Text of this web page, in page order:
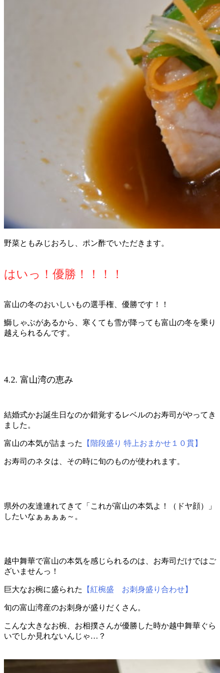
野菜ともみじおろし、ポン酢でいただきます。
はいっ！優勝！！！！
富山の冬のおいしいもの選手権、優勝です！！
鰤しゃぶがあるから、寒くても雪が降っても富山の冬を乗り
越えられるんです。
4.2. 富山湾の恵み
結婚式かお誕生日なのか錯覚するレベルのお寿司がやってき
ました。
富山の本気が詰まった 【階段盛り 特上おまかせ１０貫】
お寿司のネタは、その時に旬のものが使われます。
県外の友達連れてきて「これが富山の本気よ！（ドヤ顔）」
したいなぁぁぁぁ～。
越中舞華で富山の本気を感じられるのは、お寿司だけではご
ざいませんっ！
巨大なお椀に盛られた 【紅椀盛 お刺身盛り合わせ】
旬の富山湾産のお刺身が盛りだくさん。
こんな大きなお椀、お相撲さんが優勝した時か越中舞華ぐら
いでしか見れないんじゃ…？